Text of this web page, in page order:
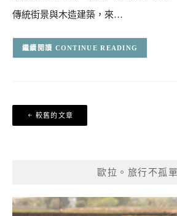
傳統街景與木造建築，來…
CONTINUE READING
文
章
較舊的文章
歐拉。旅行不孤單